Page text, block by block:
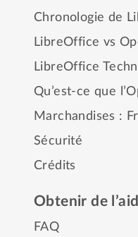
Chronologie de
LibreOffice vs
LibreOffice
Qu’est-ce que
Marchandises :
Sécurité
Crédits
Obtenir de
FAQ